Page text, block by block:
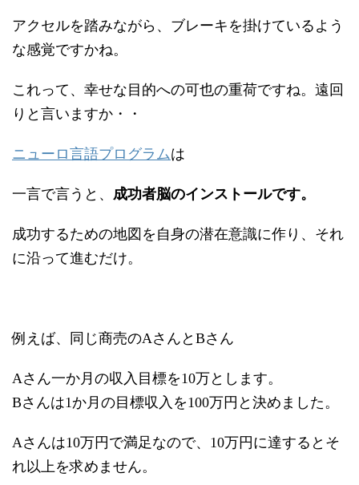
アクセルを踏みながら、ブレーキを掛けているよう
な感覚ですかね。
これって、幸せな目的への可也の重荷ですね。遠回
りと言いますか・・
ニューロ言語プログラムは
一言で言うと、 成功者脳のインストールです。
成功するための地図を自身の潜在意識に作り、それ
に沿って進むだけ。
例えば、同じ商売のAさんとBさん
Aさん一か月の収入目標を10万とします。
Bさんは1か月の目標収入を100万円と決めました。
Aさんは10万円で満足なので、10万円に達するとそ
れ以上を求めません。